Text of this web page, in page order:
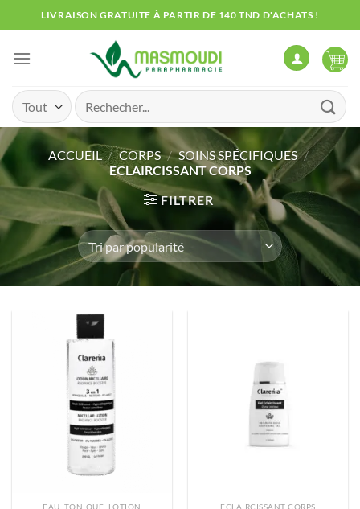
au
contenu
LIVRAISON GRATUITE À PARTIR DE 140 TND D'ACHATS !
Recherche
pour :
ACCUEIL / CORPS / SOINS SPÉCIFIQUES /
ECLAIRCISSANT CORPS
FILTRER
EAU, TONIQUE, LOTION ECLAIRCISSANT CORPS